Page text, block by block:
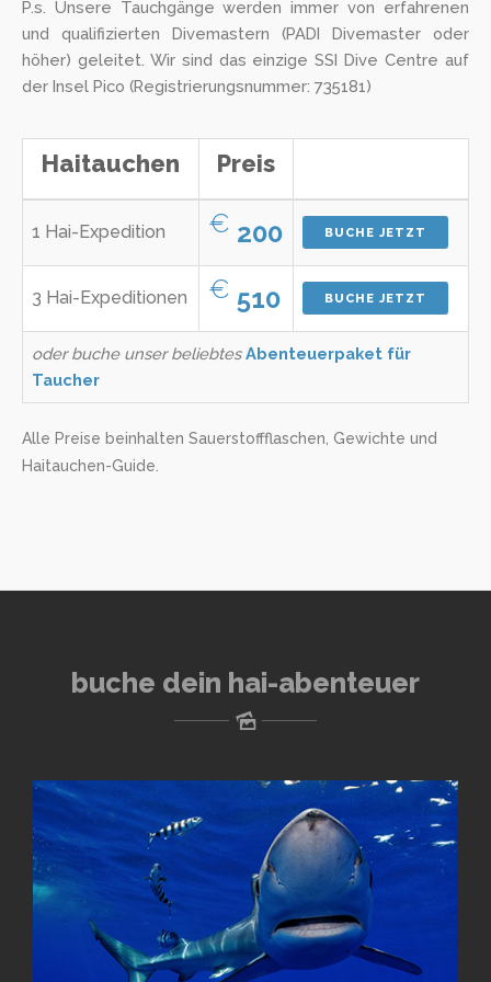
P.s. Unsere Tauchgänge werden immer von erfahrenen
und qualifizierten Divemastern (PADI Divemaster oder
höher) geleitet. Wir sind das einzige SSI Dive Centre auf
der Insel Pico (Registrierungsnummer: 735181)
Haitauchen Preis
1 Hai-Expedition € 200 BUCHE JETZT
3 Hai-Expeditionen € 510 BUCHE JETZT
oder buche unser beliebtes Abenteuerpaket für
Taucher
Alle Preise beinhalten Sauerstoffflaschen, Gewichte und
Haitauchen-Guide.
buche dein hai-abenteuer